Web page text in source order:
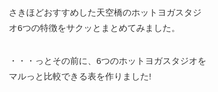
さきほどおすすめした天空橋のホットヨガスタジ
オ6つの特徴をサクッとまとめてみました。
・・・っとその前に、6つのホットヨガスタジオを
マルっと比較できる表を作りました!